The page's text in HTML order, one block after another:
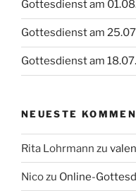
Gottesdienst am
Gottesdienst am
Gottesdienst am
NEUESTE
Rita Lohrmann zu
Nicozu Online-